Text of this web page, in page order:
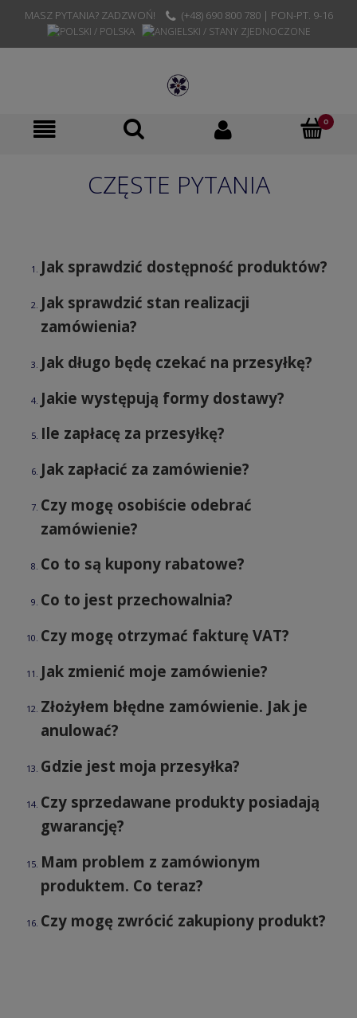
MASZ PYTANIA? ZADZWOŃ! (+48) 690 800 780 | PON-PT. 9-16
CZĘSTE PYTANIA
Jak sprawdzić dostępność produktów?
Jak sprawdzić stan realizacji
zamówienia?
Jak długo będę czekać na przesyłkę?
Jakie występują formy dostawy?
Ile zapłacę za przesyłkę?
Jak zapłacić za zamówienie?
Czy mogę osobiście odebrać
zamówienie?
Co to są kupony rabatowe?
Co to jest przechowalnia?
Czy mogę otrzymać fakturę VAT?
Jak zmienić moje zamówienie?
Złożyłem błędne zamówienie. Jak je
anulować?
Gdzie jest moja przesyłka?
Czy sprzedawane produkty posiadają
gwarancję?
Mam problem z zamówionym
produktem. Co teraz?
Czy mogę zwrócić zakupiony produkt?